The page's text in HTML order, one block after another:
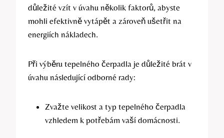
důležité vzít v úvahu několik faktorů, abyste
mohli efektivně vytápět a zároveň ušetřit na
energiích nákladech.
Při výběru tepelného čerpadla je důležité brát v
úvahu následující odborné rady:
Zvažte velikost a typ tepelného čerpadla
vzhledem k potřebám vaší domácnosti.